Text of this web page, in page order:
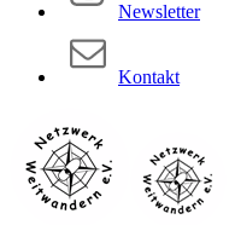
Newsletter
Kontakt